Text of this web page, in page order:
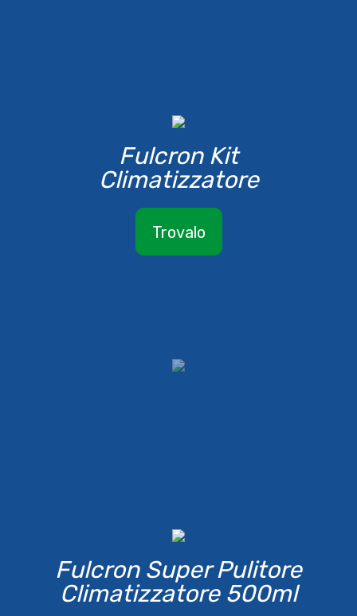
Fulcron Kit
Climatizzatore
Trovalo
Fulcron Super Pulitore
Climatizzatore 500ml